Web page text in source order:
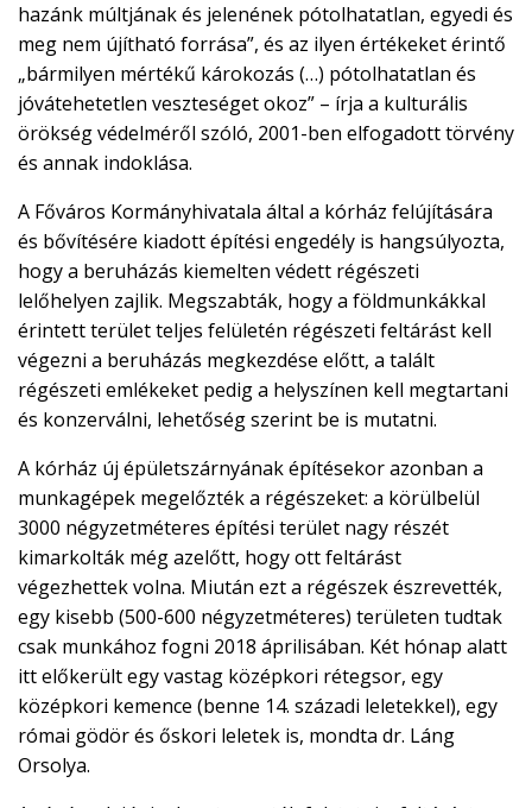
hazánk múltjának és jelenének pótolhatatlan, egyedi és
meg nem újítható forrása”, és az ilyen értékeket érintő
„bármilyen mértékű károkozás (…) pótolhatatlan és
jóvátehetetlen veszteséget okoz” – írja a kulturális
örökség védelméről szóló, 2001-ben elfogadott törvény
és annak indoklása.
A Főváros Kormányhivatala által a kórház felújítására
és bővítésére kiadott építési engedély is hangsúlyozta,
hogy a beruházás kiemelten védett régészeti
lelőhelyen zajlik. Megszabták, hogy a földmunkákkal
érintett terület teljes felületén régészeti feltárást kell
végezni a beruházás megkezdése előtt, a talált
régészeti emlékeket pedig a helyszínen kell megtartani
és konzerválni, lehetőség szerint be is mutatni.
A kórház új épületszárnyának építésekor azonban a
munkagépek megelőzték a régészeket: a körülbelül
3000 négyzetméteres építési terület nagy részét
kimarkolták még azelőtt, hogy ott feltárást
végezhettek volna. Miután ezt a régészek észrevették,
egy kisebb (500-600 négyzetméteres) területen tudtak
csak munkához fogni 2018 áprilisában. Két hónap alatt
itt előkerült egy vastag középkori rétegsor, egy
középkori kemence (benne 14. századi leletekkel), egy
római gödör és őskori leletek is, mondta dr. Láng
Orsolya.